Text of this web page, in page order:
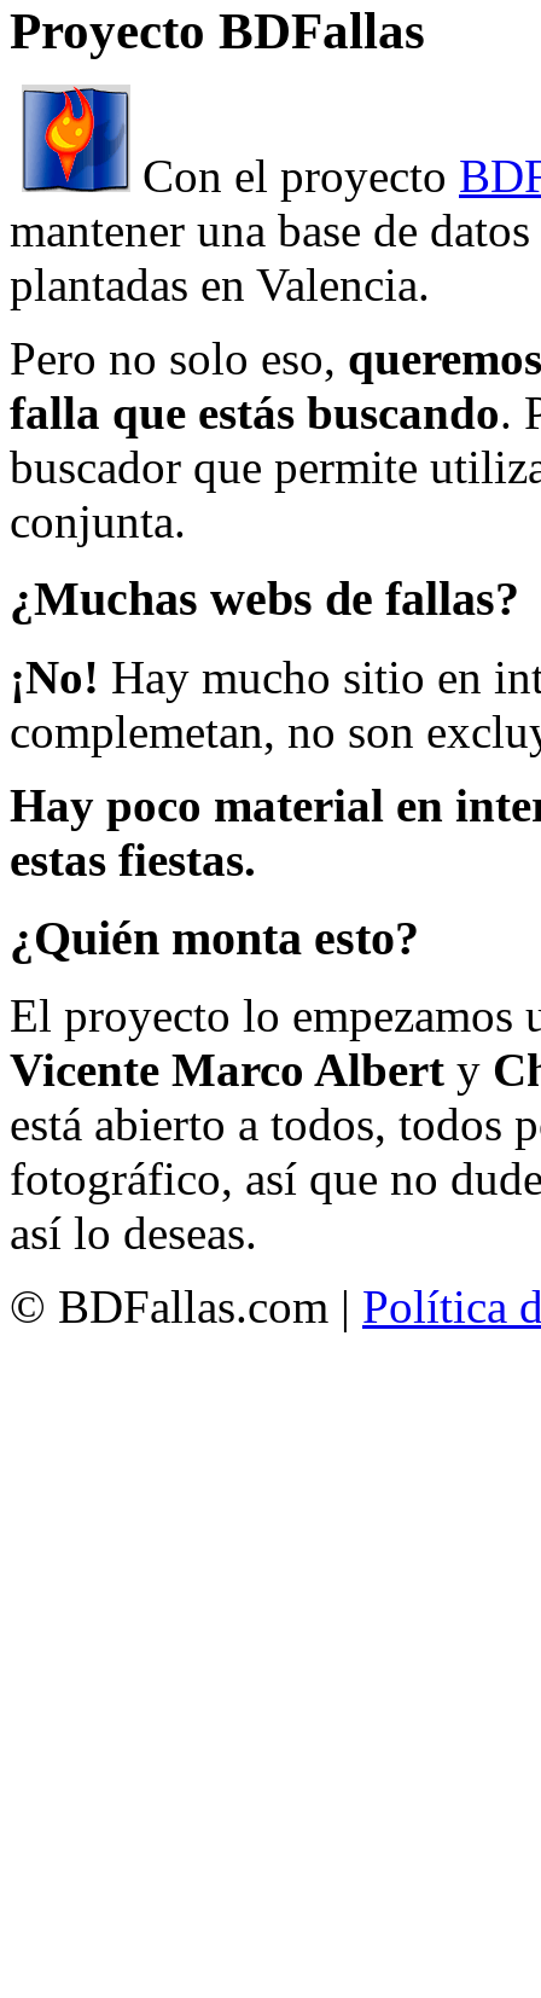
Proyecto BDFallas
Con el proyecto
mantener una base de
plantadas en Valencia.
Pero no solo eso,
falla que estás buscando.
buscador que permite
conjunta.
¿Muchas webs de fallas?
¡No! Hay mucho sitio en
complemetan, no son
Hay poco material en
estas fiestas.
¿Quién monta esto?
El proyecto lo empezamos
Vicente Marco Albert y
está abierto a todos, todos
fotográfico, así que no
así lo deseas.
© BDFallas.com | Política